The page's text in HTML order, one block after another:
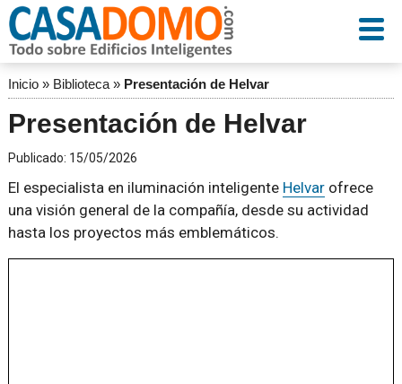
Inicio» Biblioteca» Presentación de Helvar
Presentación de Helvar
Publicado: 15/05/2026
El especialista en iluminación inteligente Helvarofrece
una visión general de la compañía, desde su actividad
hasta los proyectos más emblemáticos.